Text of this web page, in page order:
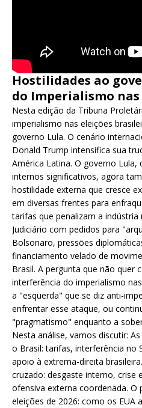
Hostilidades ao
do Imperialismo nas
Nesta edição da Tribuna
imperialismo nas eleições
governo Lula. O cenário
Donald Trump intensifica sua
América Latina. O governo Lula,
internos significativos, agora
hostilidade externa que cresce
em diversas frentes para
tarifas que penalizam a
Judiciário com pedidos para
Bolsonaro, pressões
financiamento velado de
Brasil. A pergunta que não quer
interferência do imperialismo
a "esquerda" que se diz anti-
enfrentar esse ataque, ou
"pragmatismo" enquanto a
Nesta análise, vamos discutir:
o Brasil: tarifas, interferência no
apoio à extrema-direita
cruzado: desgaste interno, crise
ofensiva externa coordenada. O
eleições de 2026: como os EUA